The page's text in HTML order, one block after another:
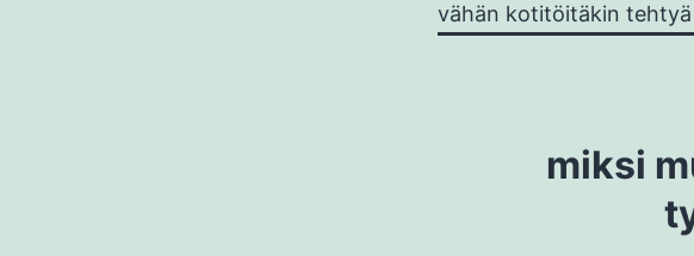
vähän kotitöitäkin tehtyä
miksi